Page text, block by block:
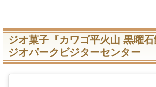
ジオ菓子『カワゴ平火山 黒曜
ジオパークビジターセンター